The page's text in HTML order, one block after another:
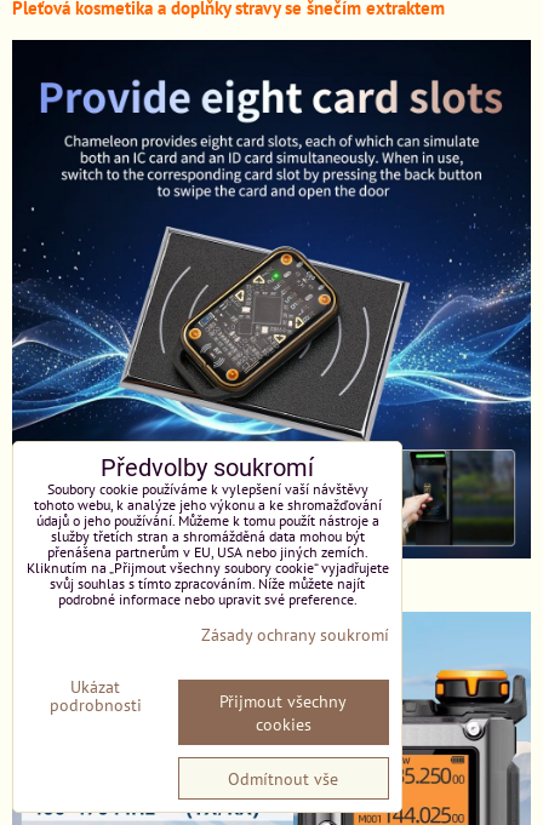
Pleťová kosmetika a doplňky stravy se šnečím extraktem
Chameleon Ultra
Předvolby soukromí
Soubory cookie používáme k vylepšení vaší návštěvy
tohoto webu, k analýze jeho výkonu a ke shromažďování
údajů o jeho používání. Můžeme k tomu použít nástroje a
služby třetích stran a shromážděná data mohou být
přenášena partnerům v EU, USA nebo jiných zemích.
Kliknutím na „Přijmout všechny soubory cookie“ vyjadřujete
svůj souhlas s tímto zpracováním. Níže můžete najít
podrobné informace nebo upravit své preference.
Zásady ochrany soukromí
Ukázat
podrobnosti
Přijmout všechny
cookies
Odmítnout vše